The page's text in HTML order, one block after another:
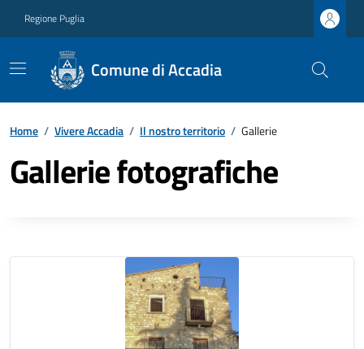
Regione Puglia
Comune di Accadia
Home / Vivere Accadia / Il nostro territorio / Gallerie
Gallerie fotografiche